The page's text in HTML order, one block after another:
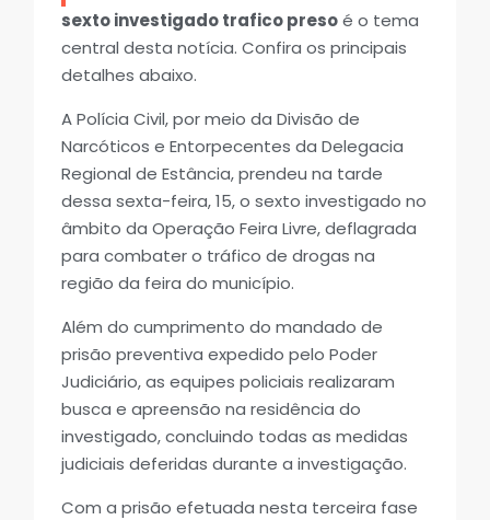
sexto investigado trafico presoé o tema
central desta notícia. Confira os principais
detalhes abaixo.
A Polícia Civil, por meio da Divisão de
Narcóticos e Entorpecentes da Delegacia
Regional de Estância, prendeu na tarde
dessa sexta-feira, 15, o sexto investigado no
âmbito da Operação Feira Livre, deflagrada
para combater o tráfico de drogas na
região da feira do município.
Além do cumprimento do mandado de
prisão preventiva expedido pelo Poder
Judiciário, as equipes policiais realizaram
busca e apreensão na residência do
investigado, concluindo todas as medidas
judiciais deferidas durante a investigação.
Com a prisão efetuada nesta terceira fase